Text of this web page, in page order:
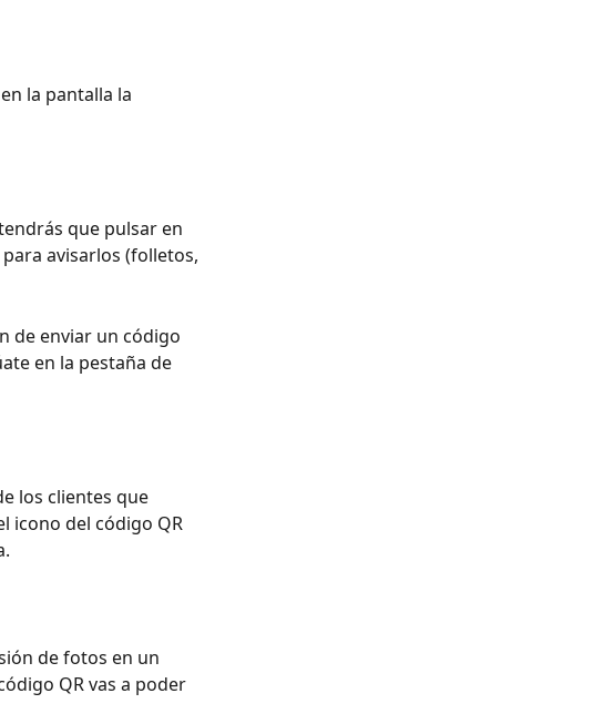
la pantalla la
que pulsar en
avisarlos (folletos,
de enviar un código
en la pestaña de
los clientes que
icono del código QR
de fotos en un
QR vas a poder